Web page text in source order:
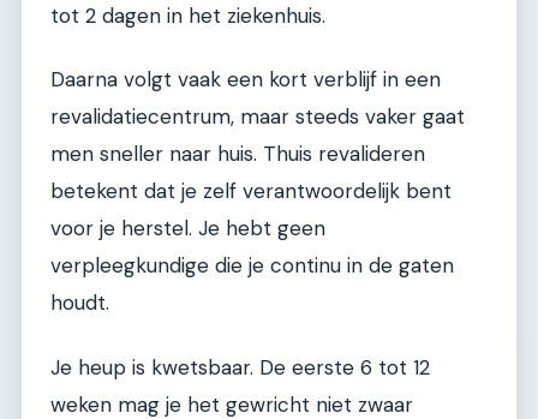
tot 2 dagen in het ziekenhuis.
Daarna volgt vaak een kort verblijf in een
revalidatiecentrum, maar steeds vaker gaat
men sneller naar huis. Thuis revalideren
betekent dat je zelf verantwoordelijk bent
voor je herstel. Je hebt geen
verpleegkundige die je continu in de gaten
houdt.
Je heup is kwetsbaar. De eerste 6 tot 12
weken mag je het gewricht niet zwaar